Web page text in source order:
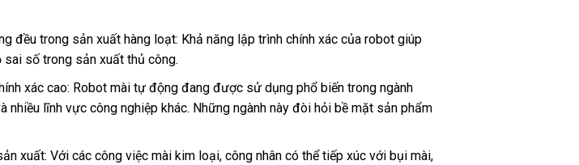
đều trong sản xuất hàng loạt: Khả năng lập trình chính xác của robot giúp
số trong sản xuất thủ công.
xác cao: Robot mài tự động đang được sử dụng phổ biến trong ngành
lĩnh vực công nghiệp khác. Những ngành này đòi hỏi bề mặt sản phẩm
xuất: Với các công việc mài kim loại, công nhân có thể tiếp xúc với bụi mài,